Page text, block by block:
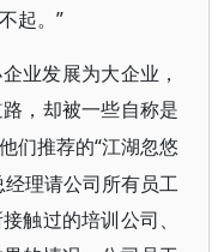
起。”
业发展为大企业，
，却被一些自称是
们推荐的“江湖忽悠
理请公司所有员工
触过的培训公司、